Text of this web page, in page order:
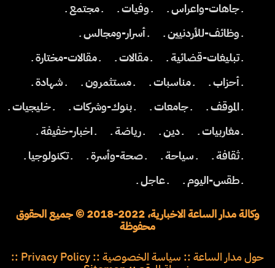
ـ جاهات-واعراس ـ
ـ وفيات ـ
ـ مجتمع ـ
ـ وظائف-للأردنيين ـ
ـ أسرار-ومجالس ـ
ـ تبليغات-قضائية ـ
ـ مقالات ـ
ـ مقالات-مختارة ـ
ـ أحزاب ـ
ـ مناسبات ـ ـ مستثمرون ـ
ـ شهادة ـ
ـ الموقف ـ
ـ جامعات ـ ـ بنوك-وشركات ـ
ـ خليجيات ـ
ـ مغاربيات ـ
ـ دين ـ ـ رياضة ـ
ـ اخبار-خفيفة ـ
ـ ثقافة ـ
ـ سياحة ـ ـ صحة-وأسرة ـ
ـ تكنولوجيا ـ
ـ طقس-اليوم ـ
ـ عاجل ـ
وكالة مدار الساعة الاخبارية، 2022-2018 © جميع الحقوق
محفوظة
حول مدار الساعة :: سياسة الخصوصية ::
Privacy Policy
::